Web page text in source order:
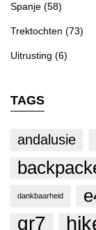
Spanje (58)
Trektochten (73)
Uitrusting (6)
TAGS
andalusie
dankbaarheid
gr7